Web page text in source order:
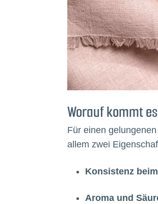
Worauf kommt
Für einen
allem zwei
Konsistenz
Aroma und